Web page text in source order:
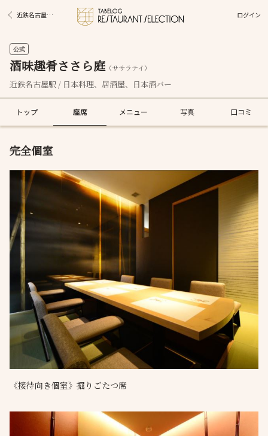
近鉄名古屋駅グルメ ログイン
公式
酒味趣肴ささら庭（ササラテイ）
近鉄名古屋駅 / 日本料理、居酒屋、日本酒バー
トップ 座席 メニュー 写真 口コミ
完全個室
《接待向き個室》掘りごたつ席